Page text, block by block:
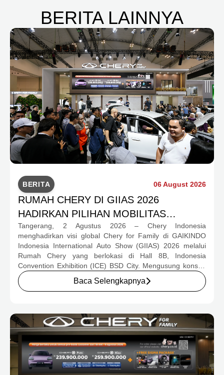
BERITA LAINNYA
BERITA 06 August 2026
RUMAH CHERY DI GIIAS 2026
HADIRKAN PILIHAN MOBILITAS
LENGKAP DAN PROGRAM APRESIASI
KONSUMEN BERNILAI HAMPIR RP1
MILIAR
Tangerang, 2 Agustus 2026 – Chery Indonesia
menghadirkan visi global Chery for Family di GAIKINDO
Indonesia International Auto Show (GIIAS) 2026 melalui
Rumah Chery yang berlokasi di Hall 8B, Indonesia
Convention Exhibition (ICE) BSD City. Mengusung konsep
rumah yang hangat dan inklusif, Chery menghadirkan
pengalaman menyeluruh bagi keluarga Indonesia melalui
program apresiasi untuk konsumen.
Baca Selengkapnya